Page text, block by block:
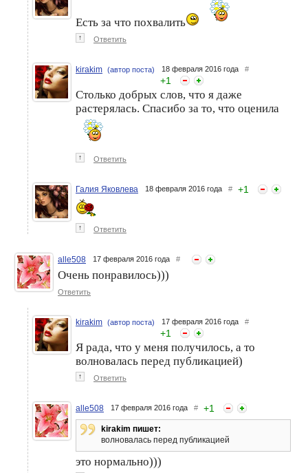
Есть за что похвалить
↑ Ответить
kirakim (автор поста) 18 февраля 2016 года #
+1
Столько добрых слов, что я даже
растерялась. Спасибо за то, что оценила
↑ Ответить
Галия Яковлева 18 февраля 2016 года # +1
↑ Ответить
alle508 17 февраля 2016 года #
Очень понравилось)))
Ответить
kirakim (автор поста) 17 февраля 2016 года #
+1
Я рада, что у меня получилось, а то
волновалась перед публикацией)
↑ Ответить
alle508 17 февраля 2016 года # +1
kirakim пишет:
волновалась перед публикацией
это нормально)))